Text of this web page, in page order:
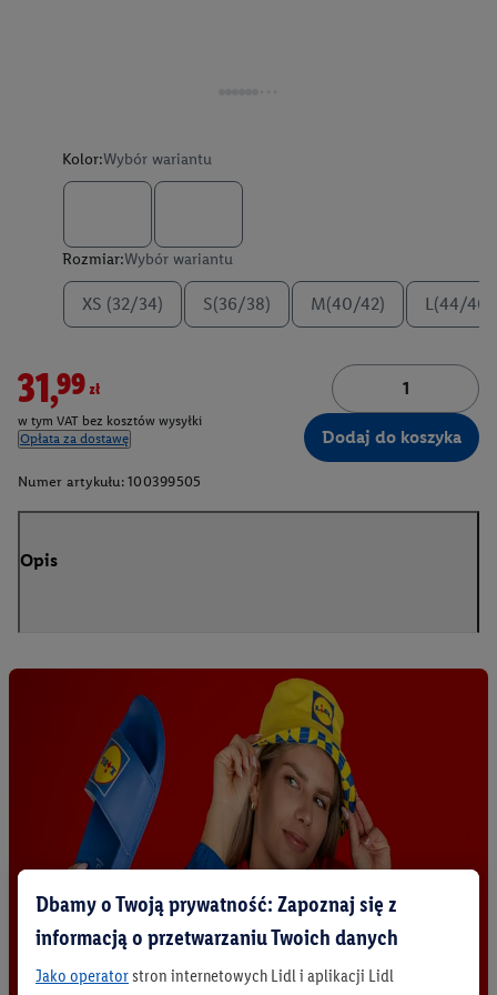
Kolor:Wybór wariantu
Rozmiar:Wybór wariantu
XS (32/34) S(36/38) M(40/42) L(44/46)
31,99zł
w tym VAT bez kosztów wysyłki
Opłata za dostawę
Dodaj do koszyka
Numer artykułu: 100399505
Opis
Dbamy o Twoją prywatność: Zapoznaj się z
informacją o przetwarzaniu Twoich danych
Jako operatorstron internetowych Lidl i aplikacji Lidl